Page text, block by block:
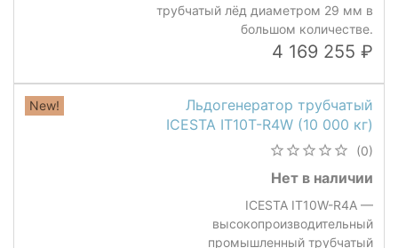
трубчатый лёд диаметром 29 мм в
большом количестве.
4 169 255
Льдогенератор трубчатый
ICESTA IT10T-R4W (10 000 кг)
(0)
Нет в наличии
ICESTA IT10W-R4A —
высокопроизводительный
промышленный трубчатый
New!